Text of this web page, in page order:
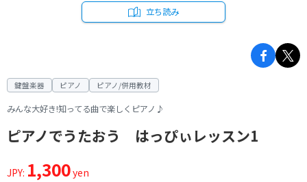
立ち読み
鍵盤楽器 ピアノ ピアノ/併用教材
みんな大好き!知ってる曲で楽しくピアノ♪
ピアノでうたおう はっぴぃレッスン1
JPY: 1,300yen